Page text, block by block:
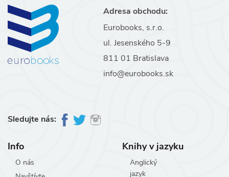
Adresa obchodu:
Eurobooks, s.r.o.
ul. Jesenského 5-9
811 01 Bratislava
info@eurobooks.sk
Sledujte nás:
Info
O nás
Knihy v jazyku
Anglický
jazyk